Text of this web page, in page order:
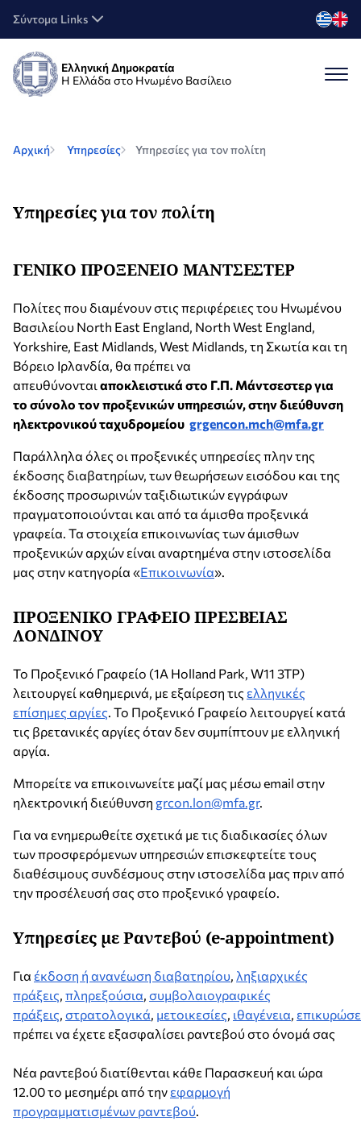
Σύντομα Links
Ελληνική Δημοκρατία
Η Ελλάδα στο Ηνωμένο Βασίλειο
Αρχική Υπηρεσίες Υπηρεσίες για τον πολίτη
Υπηρεσίες για τον πολίτη
ΓΕΝΙΚΟ ΠΡΟΞΕΝΕΙΟ ΜΑΝΤΣΕΣΤΕΡ
Πολίτες που διαμένουν στις περιφέρειες του Ηνωμένου
Βασιλείου North East England, North West England,
Yorkshire, East Midlands, West Midlands, τη Σκωτία και τη
Βόρειο Ιρλανδία, θα πρέπει να
απευθύνονται αποκλειστικά στο Γ.Π. Μάντσεστερ για
το σύνολο τον προξενικών υπηρεσιών, στην διεύθυνση
ηλεκτρονικού ταχυδρομείου grgencon.mch@mfa.gr
Παράλληλα όλες οι προξενικές υπηρεσίες πλην της
έκδοσης διαβατηρίων, των θεωρήσεων εισόδου και της
έκδοσης προσωρινών ταξιδιωτικών εγγράφων
πραγματοποιούνται και από τα άμισθα προξενικά
γραφεία. Τα στοιχεία επικοινωνίας των άμισθων
προξενικών αρχών είναι αναρτημένα στην ιστοσελίδα
μας στην κατηγορία «Επικοινωνία».
ΠΡΟΞΕΝΙΚΟ ΓΡΑΦΕΙΟ ΠΡΕΣΒΕΙΑΣ
ΛΟΝΔΙΝΟΥ
Το Προξενικό Γραφείο (1Α Holland Park, W11 3TP)
λειτουργεί καθημερινά, με εξαίρεση τις ελληνικές
επίσημες αργίες. Το Προξενικό Γραφείο λειτουργεί κατά
τις βρετανικές αργίες όταν δεν συμπίπτουν με ελληνική
αργία.
Μπορείτε να επικοινωνείτε μαζί μας μέσω email στην
ηλεκτρονική διεύθυνση grcon.lon@mfa.gr.
Για να ενημερωθείτε σχετικά με τις διαδικασίες όλων
των προσφερόμενων υπηρεσιών επισκεφτείτε τους
διαθέσιμους συνδέσμους στην ιστοσελίδα μας πριν από
την προσέλευσή σας στο προξενικό γραφείο.
Υπηρεσίες με Ραντεβού (e-appointment)
Για έκδοση ή ανανέωση διαβατηρίου, ληξιαρχικές
πράξεις, πληρεξούσια, συμβολαιογραφικές
πράξεις, στρατολογικά, μετοικεσίες, ιθαγένεια,
πρέπει να έχετε εξασφαλίσει ραντεβού στο όνομά σας
Νέα ραντεβού διατίθενται κάθε Παρασκευή και ώρα
12.00 το μεσημέρι από την εφαρμογή
προγραμματισμένων ραντεβού.